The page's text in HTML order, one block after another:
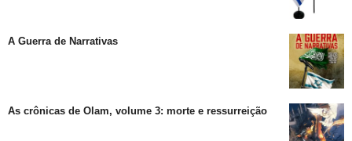
A Guerra de Narrativas
As crônicas de Olam, volume 3: morte e ressurreição